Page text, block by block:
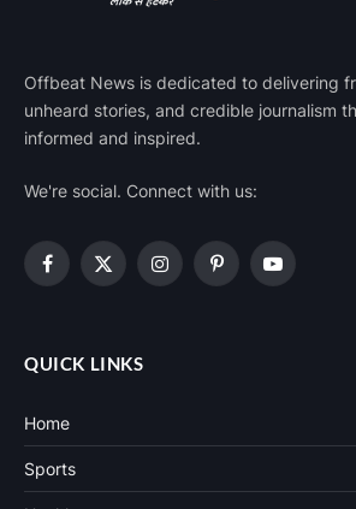
Offbeat News is dedicated to delivering
unheard stories, and credible journalism
informed and inspired.
We're social. Connect with us:
Facebook
X
InstagramPinterestYouTube
QUICK LINKS
Home
Sports